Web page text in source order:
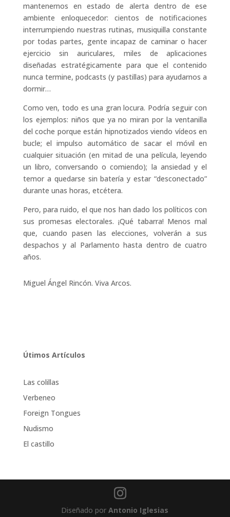
mantenernos en estado de alerta dentro de ese
ambiente enloquecedor: cientos de notificaciones
interrumpiendo nuestras rutinas, musiquilla constante
por todas partes, gente incapaz de caminar o hacer
ejercicio sin auriculares, miles de aplicaciones
diseñadas estratégicamente para que el contenido
nunca termine, podcasts (y pastillas) para ayudarnos a
dormir…
Como ven, todo es una gran locura. Podría seguir con
los ejemplos: niños que ya no miran por la ventanilla
del coche porque están hipnotizados viendo vídeos en
bucle; el impulso automático de sacar el móvil en
cualquier situación (en mitad de una película, leyendo
un libro, conversando o comiendo); la ansiedad y el
temor a quedarse sin batería y estar “desconectado”
durante unas horas, etcétera.
Pero, para ruido, el que nos han dado los políticos con
sus promesas electorales. ¡Qué tabarra! Menos mal
que, cuando pasen las elecciones, volverán a sus
despachos y al Parlamento hasta dentro de cuatro
años.
Miguel Ángel Rincón. Viva Arcos.
Útimos Artículos
Las colillas
Verbeneo
Foreign Tongues
Nudismo
El castillo
Diseñado porAntonio Iglesias